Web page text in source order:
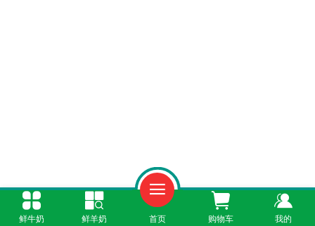
一、新鲜直达，品质保证
鲜牛奶 鲜羊奶 首页 购物车 我的